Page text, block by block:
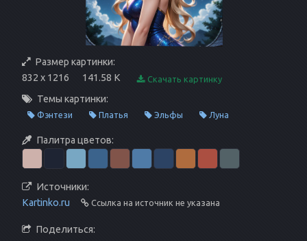
Размер картинки:
832 x 1216
141.58 K Скачать картинку
Темы картинки:
Фэнтези Платья Эльфы Луна
Палитра цветов:
Источники:
Kartinko.ru
Ссылка на источник не указана
Поделиться: